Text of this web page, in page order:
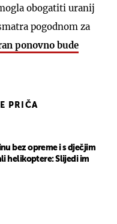
obogatiti uranij
pogodnom za
ponovno bude
PRIČA
bez opreme i s dječjim
helikoptere: Slijedi im